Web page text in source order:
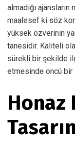
almadığı
maalesef ki söz
yüksek özverinin
tanesidir. Kaliteli
sürekli bir şekilde
etmesinde öncü bir
Honaz